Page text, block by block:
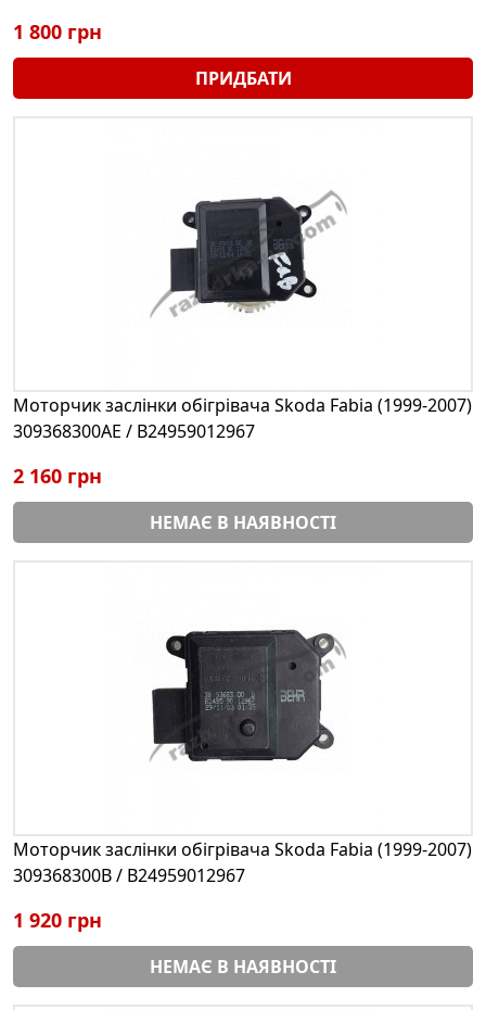
1 800 грн
ПРИДБАТИ
Моторчик заслінки обігрівача Skoda Fabia (1999-2007)
309368300AE / B24959012967
2 160 грн
НЕМАЄ В НАЯВНОСТІ
Моторчик заслінки обігрівача Skoda Fabia (1999-2007)
309368300B / B24959012967
1 920 грн
НЕМАЄ В НАЯВНОСТІ